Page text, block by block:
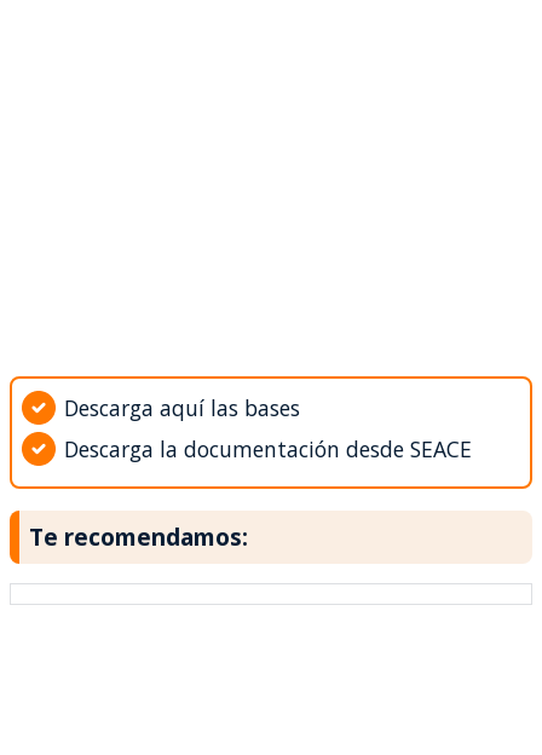
Descarga aquí las bases
Descarga la documentación desde SEACE
Te recomendamos: